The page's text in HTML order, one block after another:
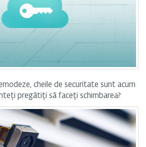
cheile de securitate sunt acum
pregătiți să faceți schimbarea?